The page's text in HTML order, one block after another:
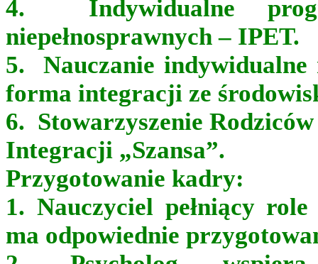
4. Indywidualne
niepełnosprawnych – IPET.
5. Nauczanie indywidualne
forma integracji ze
6. Stowarzyszenie
Integracji „Szansa”.
Przygotowanie kadry:
1. Nauczyciel pełniący role
ma odpowiednie